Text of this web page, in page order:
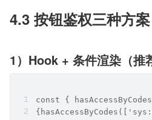
4.3 按钮鉴权三种方案
1）Hook + 条件渲染（推
const {